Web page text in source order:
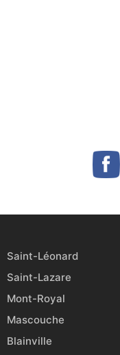
Saint-Léonard
Saint-Lazare
Mont-Royal
Mascouche
Blainville